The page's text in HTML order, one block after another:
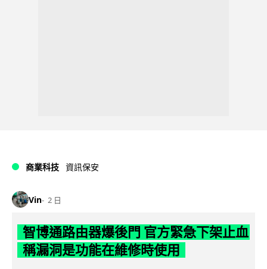
商業科技 資訊保安
Vin 2 日
智博通路由器爆後門 官方緊急下架止血
稱漏洞是功能在維修時使用